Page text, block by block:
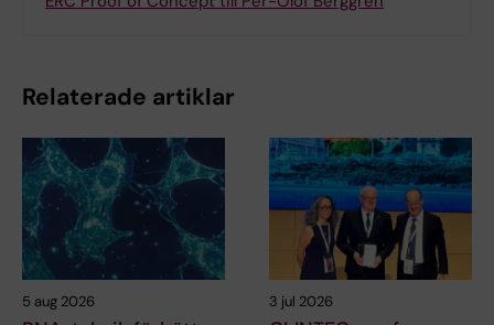
Relaterade artiklar
5 aug 2026 3 jul 2026